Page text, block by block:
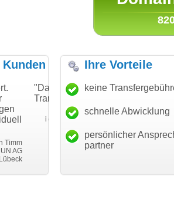
für den schnellen
und guten Service!"
Thomas Schäfer
eckert communication GmbH
"Ich bin
haben. Die
mein
Ihre Vorteile
keine
schnelle Abwicklung
persönlicher
partner